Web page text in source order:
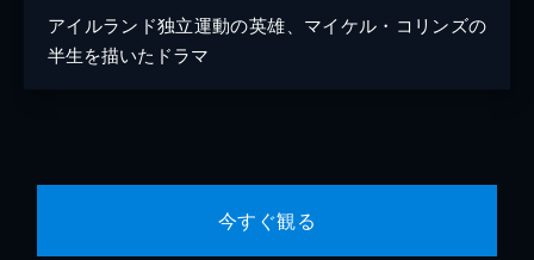
アイルランド独立運動の英雄、マイケル・コリンズの
半生を描いたドラマ
今すぐ観る